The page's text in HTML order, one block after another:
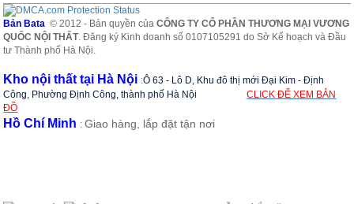
Vườn
Bàn
ghế
ban
đu,
ghế...
Phụ
Bản Bata © 2012 - Bản quyền củaCÔNG TY CỔ PHẦN THƯƠNG MẠI VƯƠNG
QUỐC NỘI THẤT. Đăng ký Kinh doanh số 0107105291 do Sở Kế hoạch và Đầu
tư Thành phố Hà Nội.
Kho nội thất tại Hà Nội :Ô 63 - Lô D, Khu đô thị mới Đại Kim - Định
Công, Phường Định Công, thành phố Hà Nội
CLICK ĐỂ XEM BẢN
ĐỒ
Hồ Chí Minh :Giao hàng, lắp đặt tận nơi